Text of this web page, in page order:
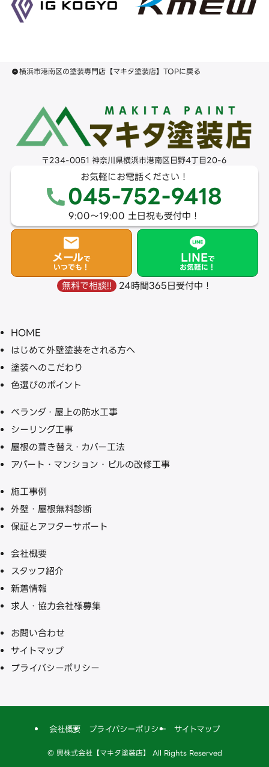
横浜市港南区の塗装専門店【マキタ塗装店】TOPに戻る
〒234-0051 神奈川県横浜市港南区日野4丁目20-6
お気軽にお電話ください！
045-752-9418
9:00〜19:00 土日祝も受付中！
メールで
いつでも！
LINEで
お気軽に！
無料で相談!! 24時間365日受付中！
HOME
はじめて外壁塗装をされる方へ
塗装へのこだわり
色選びのポイント
ベランダ・屋上の防水工事
シーリング工事
屋根の葺き替え・カバー工法
アパート・マンション・ビルの改修工事
施工事例
外壁・屋根無料診断
保証とアフターサポート
会社概要
スタッフ紹介
新着情報
求人・協力会社様募集
お問い合わせ
サイトマップ
プライバシーポリシー
会社概要 プライバシーポリシー サイトマップ
©興株式会社【マキタ塗装店】 All Rights Reserved